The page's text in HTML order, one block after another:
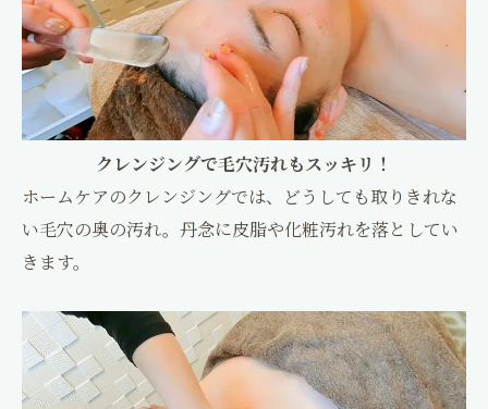
クレンジングで毛穴汚れもスッキリ！
ホームケアのクレンジングでは、どうしても取りきれな
い毛穴の奥の汚れ。丹念に皮脂や化粧汚れを落としてい
きます。